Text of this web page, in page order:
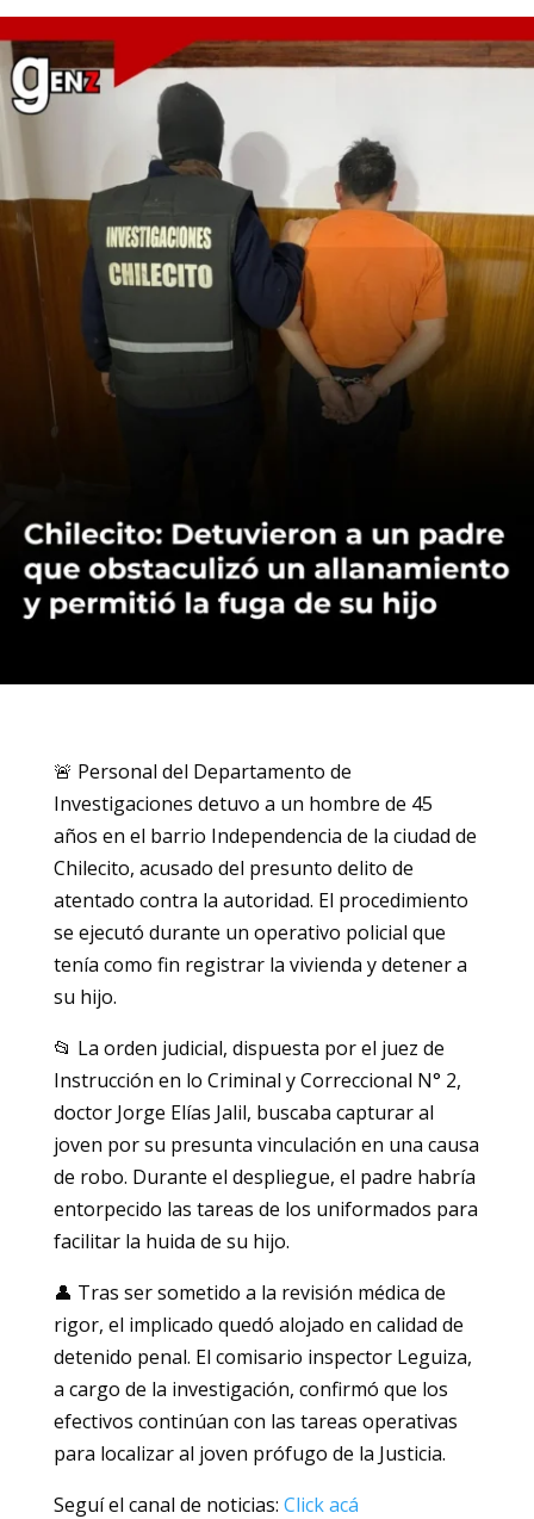
🚨 Personal del Departamento de
Investigaciones detuvo a un hombre de 45
años en el barrio Independencia de la ciudad de
Chilecito, acusado del presunto delito de
atentado contra la autoridad. El procedimiento
se ejecutó durante un operativo policial que
tenía como fin registrar la vivienda y detener a
su hijo.
📂 La orden judicial, dispuesta por el juez de
Instrucción en lo Criminal y Correccional N° 2,
doctor Jorge Elías Jalil, buscaba capturar al
joven por su presunta vinculación en una causa
de robo. Durante el despliegue, el padre habría
entorpecido las tareas de los uniformados para
facilitar la huida de su hijo.
👤 Tras ser sometido a la revisión médica de
rigor, el implicado quedó alojado en calidad de
detenido penal. El comisario inspector Leguiza,
a cargo de la investigación, confirmó que los
efectivos continúan con las tareas operativas
para localizar al joven prófugo de la Justicia.
Seguí el canal de noticias: Click acá